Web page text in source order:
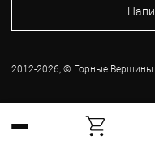
2012-2026, © Горные Вершины